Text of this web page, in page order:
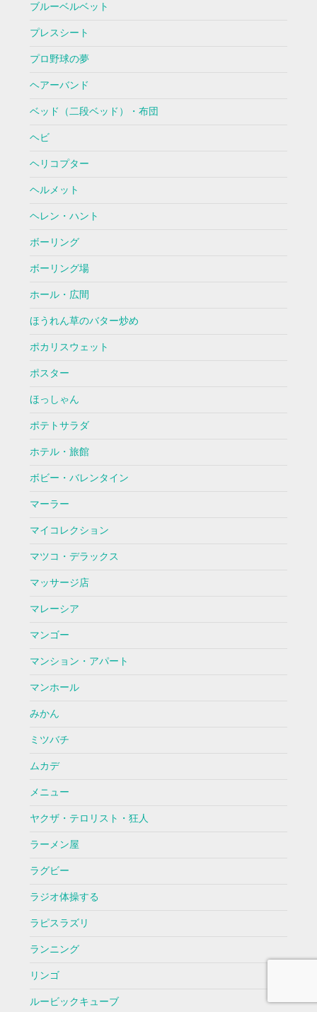
ブルーベルベット
プレスシート
プロ野球の夢
ヘアーバンド
ベッド（二段ベッド）・布団
ヘビ
ヘリコプター
ヘルメット
ヘレン・ハント
ボーリング
ボーリング場
ホール・広間
ほうれん草のバター炒め
ポカリスウェット
ポスター
ほっしゃん
ポテトサラダ
ホテル・旅館
ボビー・バレンタイン
マーラー
マイコレクション
マツコ・デラックス
マッサージ店
マレーシア
マンゴー
マンション・アパート
マンホール
みかん
ミツバチ
ムカデ
メニュー
ヤクザ・テロリスト・狂人
ラーメン屋
ラグビー
ラジオ体操する
ラピスラズリ
ランニング
リンゴ
ルービックキューブ